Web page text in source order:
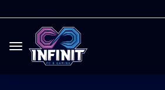
Toggle navigation